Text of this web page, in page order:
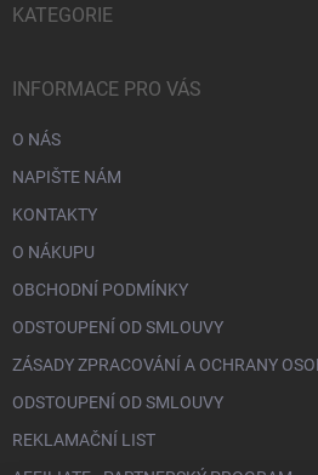
KATEGORIE
INFORMACE PRO VÁS
O NÁS
NAPIŠTE NÁM
KONTAKTY
O NÁKUPU
OBCHODNÍ PODMÍNKY
ODSTOUPENÍ OD SMLOUVY
ZÁSADY ZPRACOVÁNÍ A OCHRANY
ODSTOUPENÍ OD SMLOUVY
REKLAMAČNÍ LIST